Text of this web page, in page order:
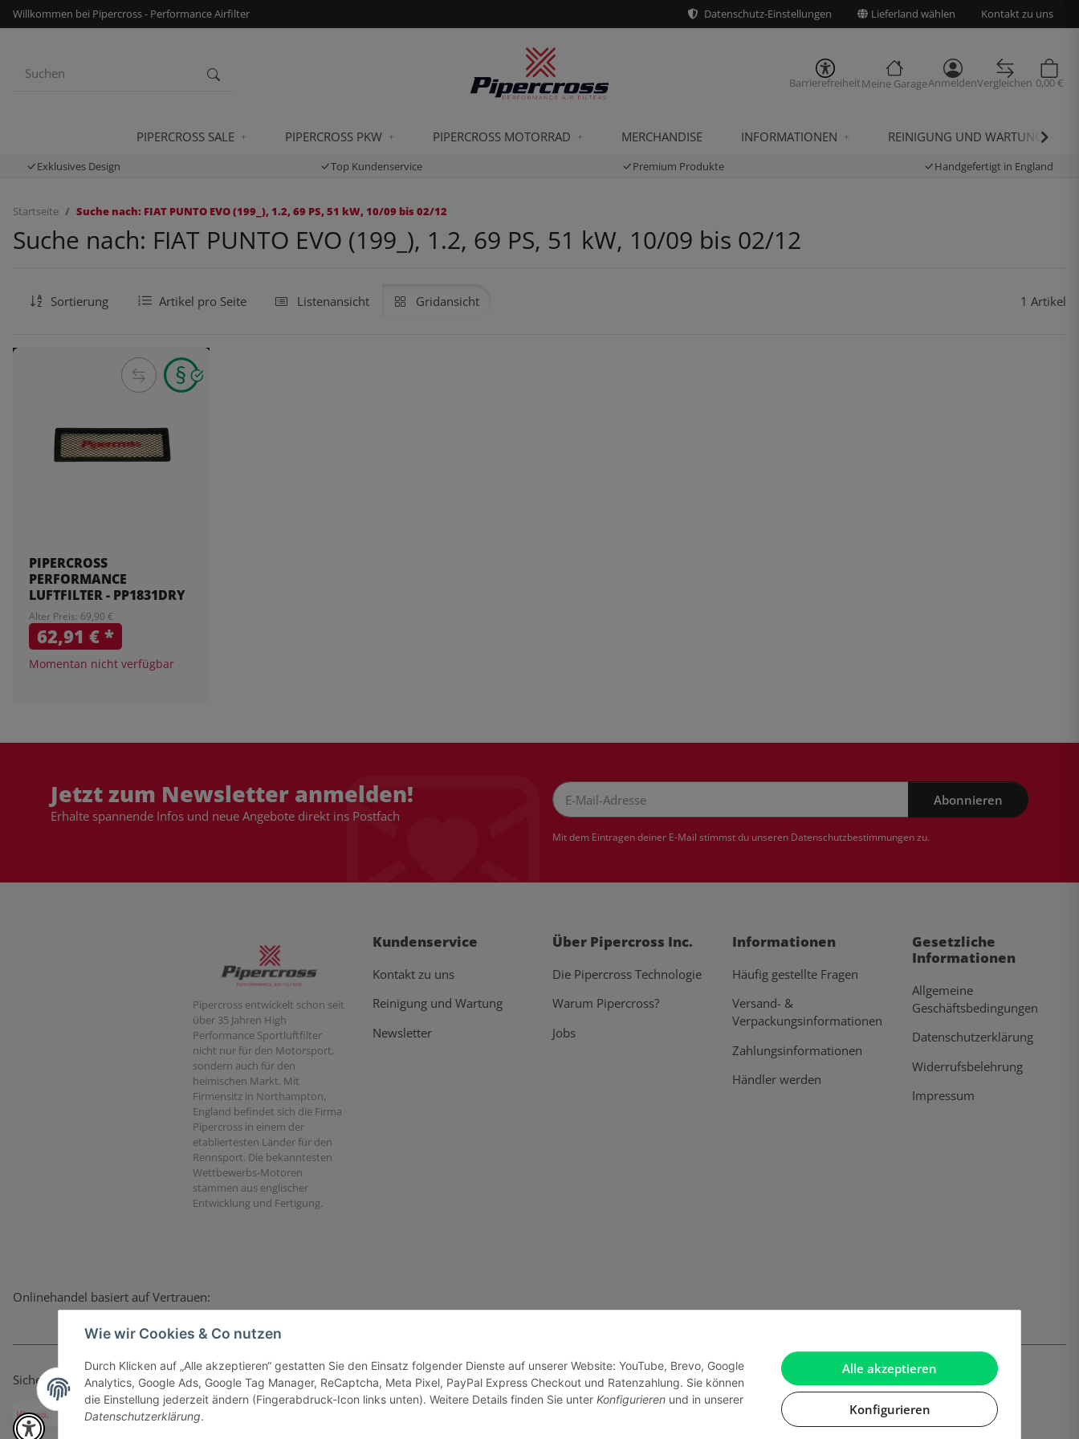
Alle akzeptieren
Konfigurieren
Wie wir Cookies & Co nutzen
Durch Klicken auf „Alle akzeptieren“ gestatten Sie den Einsatz folgender Dienste auf unserer Website: YouTube, Brevo, Google
Analytics, Google Ads, Google Tag Manager, ReCaptcha, Meta Pixel, PayPal Express Checkout und Ratenzahlung. Sie können
die Einstellung jederzeit ändern (Fingerabdruck-Icon links unten). Weitere Details finden Sie unter Konfigurieren und in unserer
Datenschutzerklärung.
Willkommen bei Pipercross - Performance Airfilter Datenschutz-Einstellungen Lieferland wählen Kontakt zu uns
BarrierefreiheitMeine GarageAnmeldenVergleichen 0,00 €
PIPERCROSS SALE PIPERCROSS PKW PIPERCROSS MOTORRAD MERCHANDISE INFORMATIONEN REINIGUNG UND WARTUNG
Exklusives Design Top Kundenservice Premium Produkte Handgefertigt in England
Startseite Suche nach: FIAT PUNTO EVO (199_), 1.2, 69 PS, 51 kW, 10/09 bis 02/12
Suche nach: FIAT PUNTO EVO (199_), 1.2, 69 PS, 51 kW, 10/09 bis 02/12
Sortierung Artikel pro Seite Listenansicht Gridansicht 1 Artikel
PIPERCROSS
PERFORMANCE
LUFTFILTER - PP1831DRY
Alter Preis: 69,90 €
62,91 €*
Momentan nicht verfügbar
Jetzt zum Newsletter anmelden!
Erhalte spannende Infos und neue Angebote direkt ins Postfach
Abonnieren
Mit dem Eintragen deiner E-Mail stimmst du unseren Datenschutzbestimmungenzu.
Pipercross entwickelt schon seit
über 35 Jahren High
Performance Sportluftfilter
nicht nur für den Motorsport,
sondern auch für den
heimischen Markt. Mit
Firmensitz in Northampton,
England befindet sich die Firma
Pipercross in einem der
etabliertesten Länder für den
Rennsport. Die bekanntesten
Wettbewerbs-Motoren
stammen aus englischer
Entwicklung und Fertigung.
Kundenservice
Kontakt zu uns
Reinigung und Wartung
Newsletter
Über Pipercross Inc.
Die Pipercross Technologie
Warum Pipercross?
Jobs
Informationen
Häufig gestellte Fragen
Versand- &
Verpackungsinformationen
Zahlungsinformationen
Händler werden
Gesetzliche
Informationen
Allgemeine
Geschäftsbedingungen
Datenschutzerklärung
Widerrufsbelehrung
Impressum
Onlinehandel basiert auf Vertrauen:
Sicher bezahlen via: